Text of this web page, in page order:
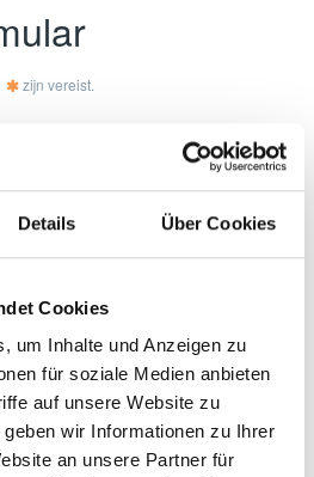
Details Über Cookies
Cookies
um Inhalte und Anzeigen zu
für soziale Medien anbieten
auf unsere Website zu
wir Informationen zu Ihrer
an unsere Partner für
zijn vereist.
Fachgebiete: